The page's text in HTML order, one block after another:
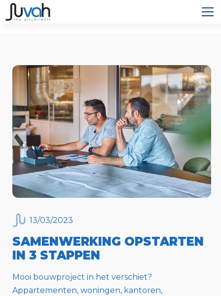
13/03/2023
SAMENWERKING OPSTARTEN
IN 3 STAPPEN
Mooi bouwproject in het verschiet?
Appartementen, woningen, kantoren,